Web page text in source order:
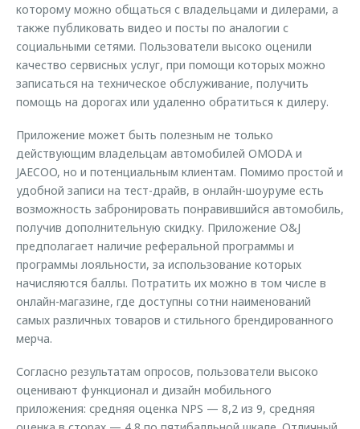
которому можно общаться с владельцами и дилерами, а
также публиковать видео и посты по аналогии с
социальными сетями. Пользователи высоко оценили
качество сервисных услуг, при помощи которых можно
записаться на техническое обслуживание, получить
помощь на дорогах или удаленно обратиться к дилеру.
Приложение может быть полезным не только
действующим владельцам автомобилей OMODA и
JAECOO, но и потенциальным клиентам. Помимо простой и
удобной записи на тест-драйв, в онлайн-шоуруме есть
возможность забронировать понравившийся автомобиль,
получив дополнительную скидку. Приложение O&J
предполагает наличие реферальной программы и
программы лояльности, за использование которых
начисляются баллы. Потратить их можно в том числе в
онлайн-магазине, где доступны сотни наименований
самых различных товаров и стильного брендированного
мерча.
Согласно результатам опросов, пользователи высоко
оценивают функционал и дизайн мобильного
приложения: средняя оценка NPS — 8,2 из 9, средняя